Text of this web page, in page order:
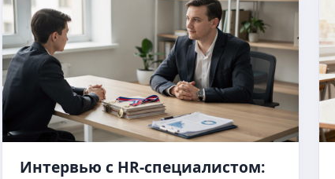
Интервью с HR-специалистом: